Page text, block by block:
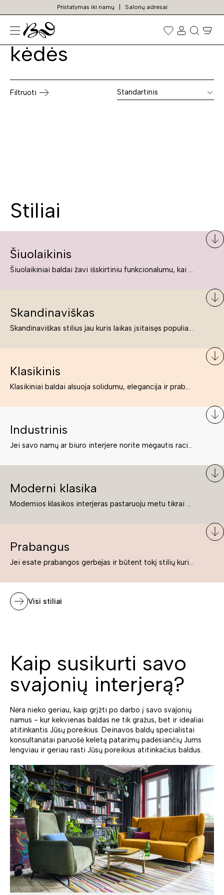
Pristatymas iki namų Salonų adresai
Prekių
paieška
Medinės valgomojo
kėdės
Filtruoti Standartinis
Stiliai
Šiuolaikinis
Šiuolaikiniai baldai žavi išskirtiniu funkcionalumu, kai kurie jų pelnytai net pavadinami meno kūriniais, nes jie tikrai yra išskirtiniai, originalūs ir puikiai atliepiantys į šiuolaikinių žmonių poreikius bei gyvenimo būdo ypatumus.
Skandinaviškas
Skandinaviškas stilius jau kuris laikas įsitaisęs populiariausiųjų sąraše. Namai, butai labai dažnai įrengiami remiantis būtent šio stiliaus ypatumais. Dėl švelnių spalvų, praktiškumo ir estetikos jis masina tuos, kurie neabejingi šviesiem ar neutralių spalvų koloritui, paprastumui, funkcionalumui, natūralumui ir stilingai estetikai. Platų skandinaviškų baldų spektrą rasite „Deinavos baldų“ asortimente.
Klasikinis
Klasikiniai baldai alsuoja solidumu, elegancija ir prabanga. Paprastai jie būna masyvūs, kuria didybės įspūdį. Neabejotinai jie bus geriausias pasirinkimas estetiškam ir rafinuotam klasikiniam namų interjerui. Kartais klasikiniai baldai traktuojami kaip senoviniai, bet tai ne tiesa – klasika yra stilius, neišsemiama elegancija ir rafinuotumas.
Industrinis
Jei savo namų ar biuro interjere norite mėgautis racionaliai išnaudotomis erdvėmis, funkcionalumu ir esate neabejingi tamsesniam koloritui bei praktiškiems sprendimams, tuomet industrinis stilius bus būtent tai, ko Jums reikia. O industrinio stiliaus baldus išsirinksite mūsų asortimente.
Moderni klasika
Modernios klasikos interjeras pastaruoju metu tikrai yra „ant bangos“. Tie, kurie nenori pernelyg nutolti nuo klasikos, bet drauge žavisi šiuolaikiškais sprendimais, su malonumu savo namuose kuria klasikos ir modernaus interjero tandemą – elegantišką, subtilų ir žavingą.
Prabangus
Jei esate prabangos gerbėjas ir būtent tokį stilių kuriate savo namuose ar biure, tuomet solidūs, prabangūs baldai nepriekaištingai įsilies į Jūsų kuriamą interjerą.
Visi stiliai
Kaip susikurti savo
svajonių interjerą?
Nėra nieko geriau, kaip grįžti po darbo į savo svajonių
namus - kur kekvienas baldas ne tik gražus, bet ir idealiai
atitinkantis Jūsų poreikius. Deinavos baldų specialistai
konsultanatai paruošė keletą patarimų padėsiančių Jums
lengviau ir geriau rasti Jūsų poreikius atitinkačius baldus.